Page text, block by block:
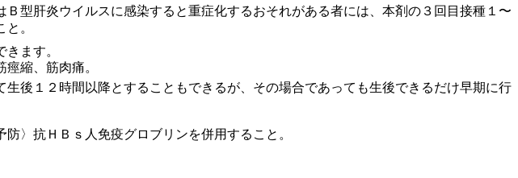
縮、筋肉痛。
型肝炎ウイルスに感染すると重症化するおそれがある者には、本剤の３回目接種１〜
。
後１２時間以降とすることもできるが、その場合であっても生後できるだけ早期に行
〉抗ＨＢｓ人免疫グロブリンを併用すること。
ます。